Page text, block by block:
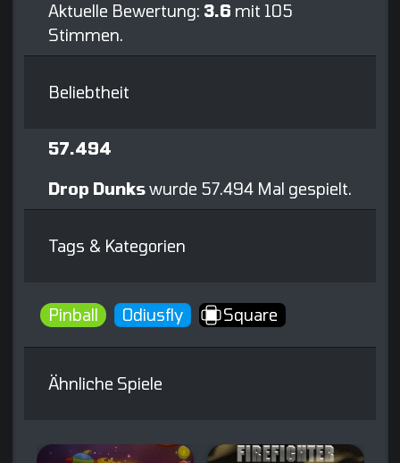
Aktuelle Bewertung: 3.6 mit 105
Stimmen.
Beliebtheit
57.494
Drop Dunkswurde 57.494 Mal gespielt.
Tags & Kategorien
Pinball Odiusfly Square
Ähnliche Spiele